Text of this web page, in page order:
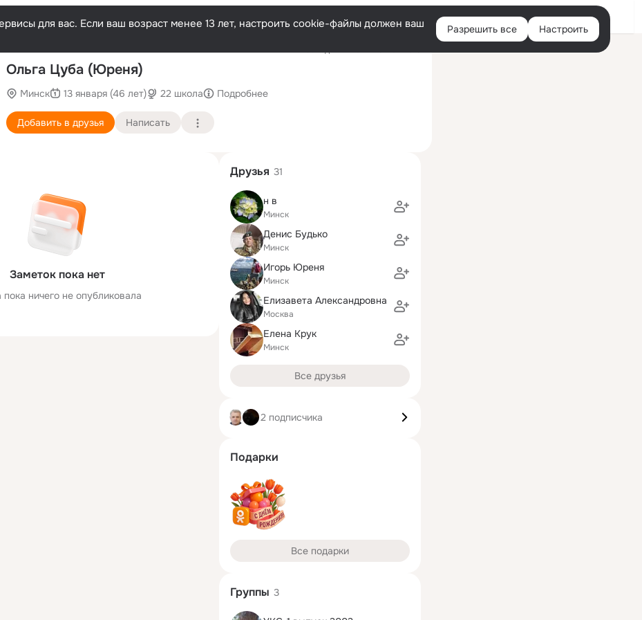
Войти
для вас. Если ваш возраст менее 13 лет, настроить cookie-файлы должен ваш
Разрешить все Настроить
Ольга Цуба (Юреня)
Минск 13 января (46 лет) 22 школа Подробнее
Добавить в друзья Написать
Заметок пока нет
пока ничего не опубликовала
Друзья 31
н в
Минск
Денис Будько
Минск
Игорь Юреня
Минск
Елизавета Александровна
Москва
Елена Крук
Минск
Все друзья
2 подписчика
Подарки
Все подарки
Группы 3